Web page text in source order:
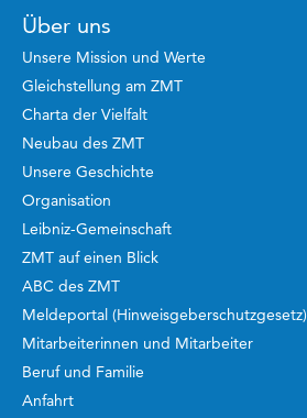
Über uns
Unsere Mission und Werte
Gleichstellung am ZMT
Charta der Vielfalt
Neubau des ZMT
Unsere Geschichte
Organisation
Leibniz-Gemeinschaft
ZMT auf einen Blick
ABC des ZMT
Meldeportal (Hinweisgeberschutzgesetz)
Mitarbeiterinnen und Mitarbeiter
Beruf und Familie
Anfahrt